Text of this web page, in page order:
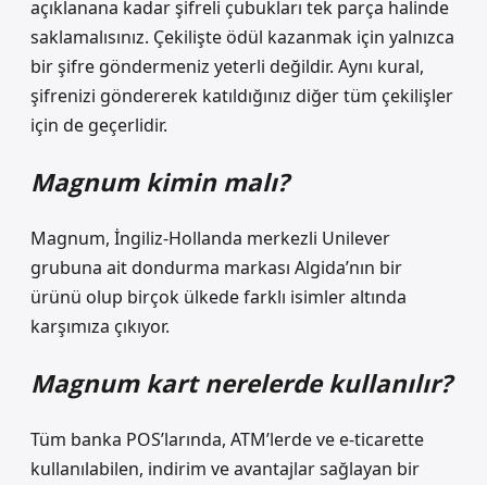
açıklanana kadar şifreli çubukları tek parça halinde
saklamalısınız. Çekilişte ödül kazanmak için yalnızca
bir şifre göndermeniz yeterli değildir. Aynı kural,
şifrenizi göndererek katıldığınız diğer tüm çekilişler
için de geçerlidir.
Magnum kimin malı?
Magnum, İngiliz-Hollanda merkezli Unilever
grubuna ait dondurma markası Algida’nın bir
ürünü olup birçok ülkede farklı isimler altında
karşımıza çıkıyor.
Magnum kart nerelerde kullanılır?
Tüm banka POS’larında, ATM’lerde ve e-ticarette
kullanılabilen, indirim ve avantajlar sağlayan bir